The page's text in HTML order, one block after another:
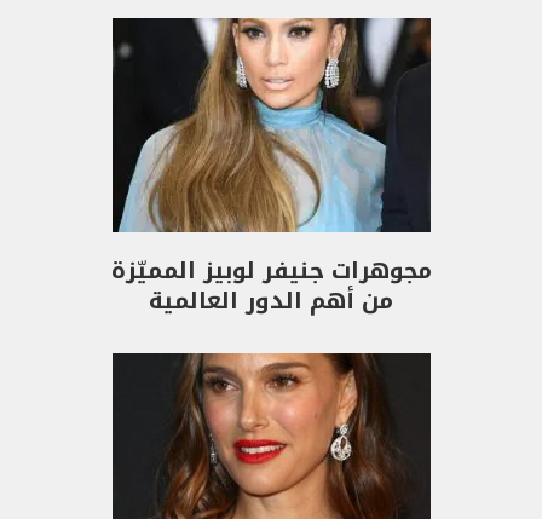
مجوهرات جنيفر لوبيز المميّزة
من أهم الدور العالمية